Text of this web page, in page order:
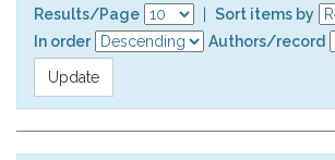
Results/Page
Sort items by
In order
Authors/record